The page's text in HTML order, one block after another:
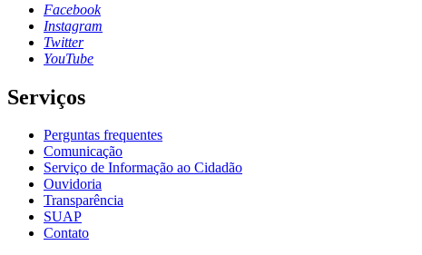
Facebook
Instagram
Twitter
YouTube
Serviços
Perguntas frequentes
Comunicação
Serviço de Informação ao Cidadão
Ouvidoria
Transparência
SUAP
Contato